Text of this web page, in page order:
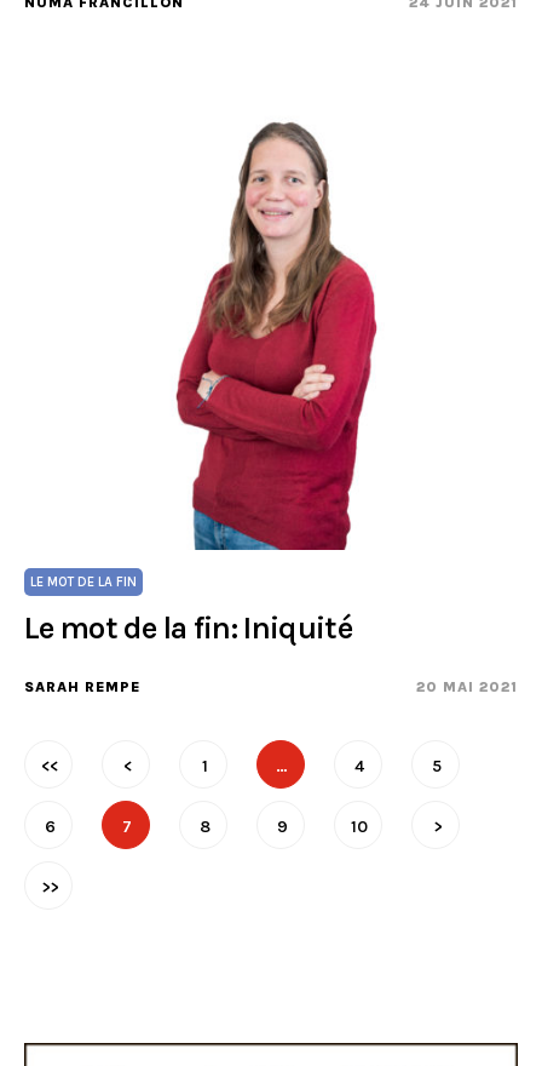
LE MOT DE LA FIN
Le mot de la fin: Iniquité
SARAH REMPE 20 MAI 2021
<< < 1 … 4 5
6 7 8 9 10 >
>>